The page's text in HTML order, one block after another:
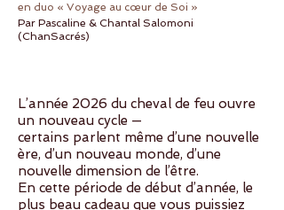
en duo « Voyage au cœur de Soi »
Par Pascaline & Chantal Salomoni
(ChanSacrés)
L’année 2026 du cheval de feu ouvre
un nouveau cycle —
certains parlent même d’une nouvelle
ère, d’un nouveau monde, d’une
nouvelle dimension de l’être.
En cette période de début d’année, le
plus beau cadeau que vous puissiez